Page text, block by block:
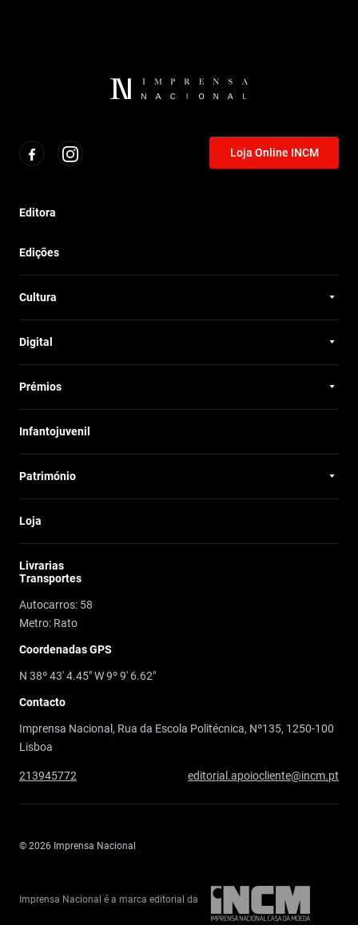
Loja Online INCM
Editora
Edições
Cultura
Digital
Prémios
Infantojuvenil
Património
Loja
Livrarias
Transportes
Autocarros: 58
Metro: Rato
Coordenadas GPS
N 38º 43' 4.45" W 9º 9' 6.62"
Contacto
Imprensa Nacional, Rua da Escola Politécnica, Nº135, 1250-100
Lisboa
213945772 editorial.apoiocliente@incm.pt
© 2026 Imprensa Nacional
Imprensa Nacional é a marca editorial da